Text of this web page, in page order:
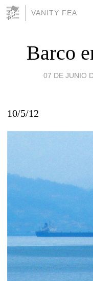
VANITY FEA
Barco
07 DE JUNIO
10/5/12